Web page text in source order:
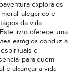
explora os
alegórico e
da vida
livro oferece uma
estágios conduz à
e
para quem
e alcançar a vida